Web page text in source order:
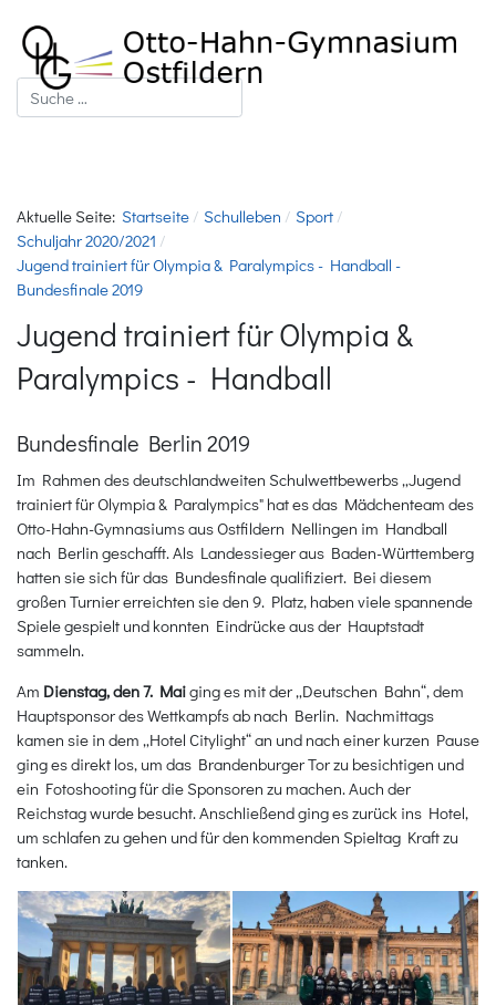
Suchen
Aktuelle Seite: Startseite Schulleben
Sport
Schuljahr 2020/2021
Jugend trainiert für Olympia & Paralympics - Handball -
Bundesfinale 2019
Jugend trainiert für Olympia &
Paralympics - Handball
Bundesfinale Berlin 2019
Im Rahmen des deutschlandweiten Schulwettbewerbs „Jugend
trainiert für Olympia & Paralympics" hat es das Mädchenteam des
Otto-Hahn-Gymnasiums aus Ostfildern Nellingen im Handball
nach Berlin geschafft. Als Landessieger aus Baden-Württemberg
hatten sie sich für das Bundesfinale qualifiziert. Bei diesem
großen Turnier erreichten sie den 9. Platz, haben viele spannende
Spiele gespielt und konnten Eindrücke aus der Hauptstadt
sammeln.
Am Dienstag, den 7. Maiging es mit der „Deutschen Bahn“, dem
Hauptsponsor des Wettkampfs ab nach Berlin. Nachmittags
kamen sie in dem „Hotel Citylight“ an und nach einer kurzen Pause
ging es direkt los, um das Brandenburger Tor zu besichtigen und
ein Fotoshooting für die Sponsoren zu machen. Auch der
Reichstag wurde besucht. Anschließend ging es zurück ins Hotel,
um schlafen zu gehen und für den kommenden Spieltag Kraft zu
tanken.